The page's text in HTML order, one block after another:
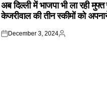
अब दिल्ली में भाजपा भी ला रही मुफ्त
केजरीवाल की तीन स्कीमों को
Posted
December 3, 2024
Posted